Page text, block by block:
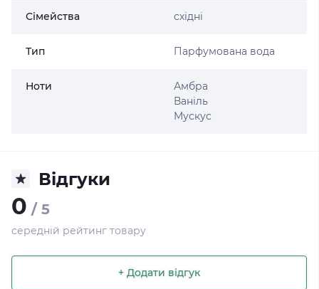
Сімейства східні
Тип Парфумована вода
Ноти
Амбра
Ваніль
Мускус
Відгуки
0 / 5
середній рейтинг товару
+ Додати відгук